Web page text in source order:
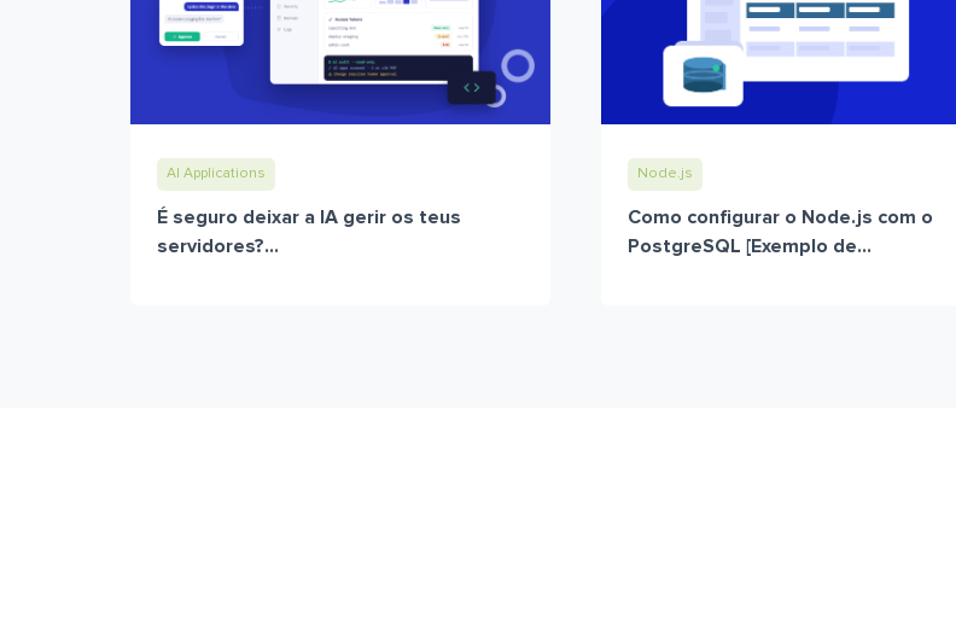
AI Applications
É seguro deixar a IA gerir os teus
servidores?...
Node.js
Como configurar o Node.js com o
PostgreSQL [Exemplo de...